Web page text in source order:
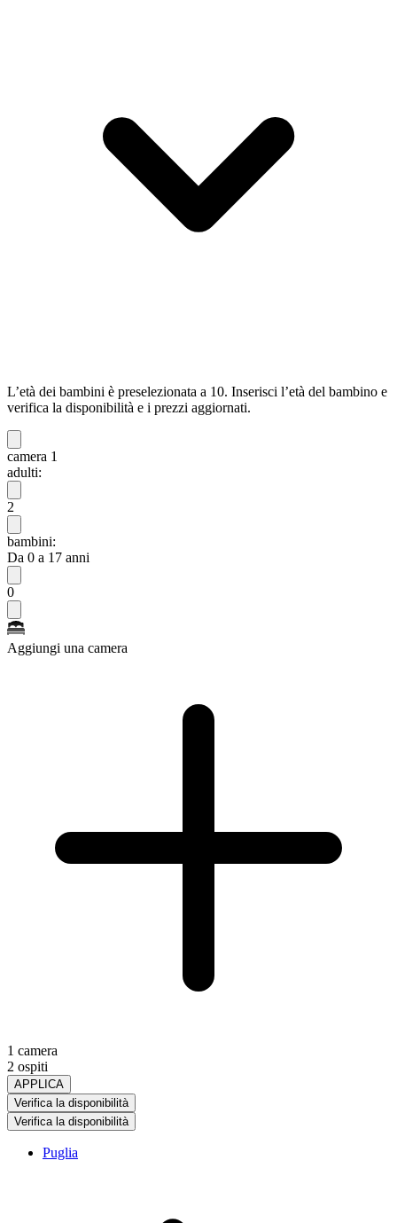
L’età dei bambini è preselezionata a 10. Inserisci l’età del bambino e
verifica la disponibilità e i prezzi aggiornati.
camera 1
adulti:
2
bambini:
Da 0 a 17 anni
0
Aggiungi una camera
1 camera
2 ospiti
APPLICA
Verifica la disponibilità
Verifica la disponibilità
Puglia